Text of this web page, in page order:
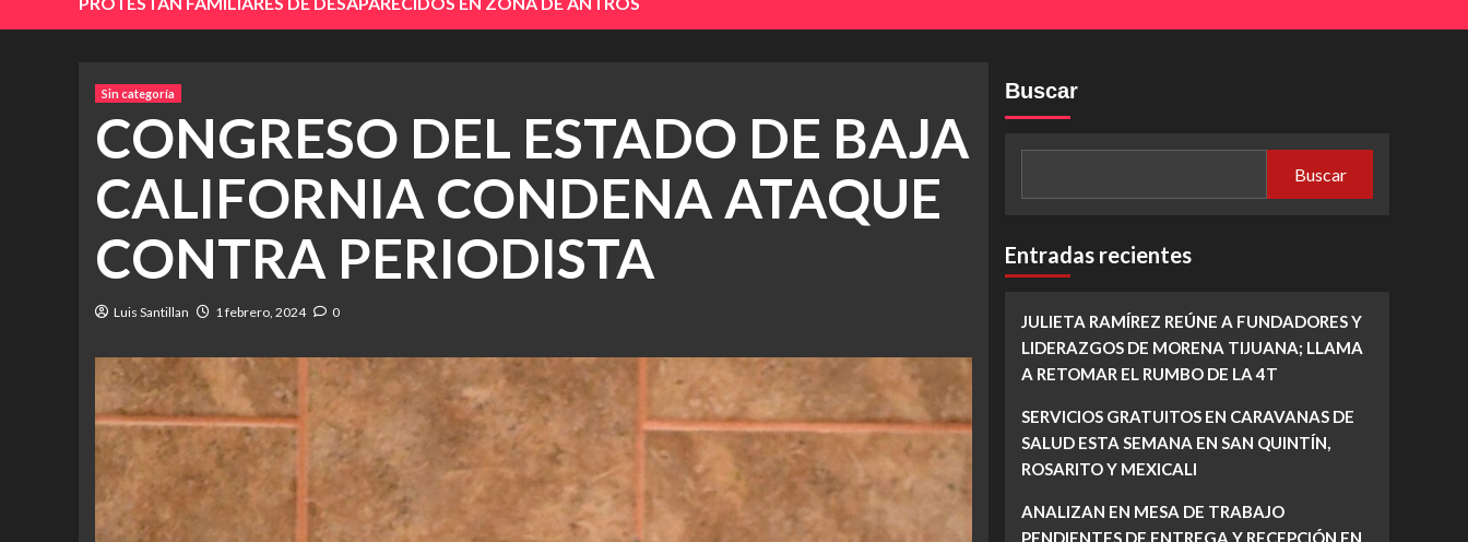
Sin categoría
CONGRESO DEL ESTADO DE BAJA
CALIFORNIA CONDENA ATAQUE
CONTRA PERIODISTA
Luis Santillan 1 febrero, 2024 0
Buscar
Buscar
Entradas recientes
JULIETA RAMÍREZ REÚNE A FUNDADORES Y
LIDERAZGOS DE MORENA TIJUANA; LLAMA
A RETOMAR EL RUMBO DE LA 4T
SERVICIOS GRATUITOS EN CARAVANAS DE
SALUD ESTA SEMANA EN SAN QUINTÍN,
ROSARITO Y MEXICALI
ANALIZAN EN MESA DE TRABAJO
PENDIENTES DE ENTREGA Y RECEPCIÓN EN